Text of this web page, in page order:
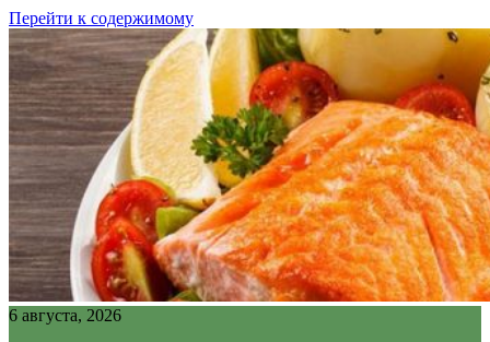
Перейти к содержимому
6 августа, 2026